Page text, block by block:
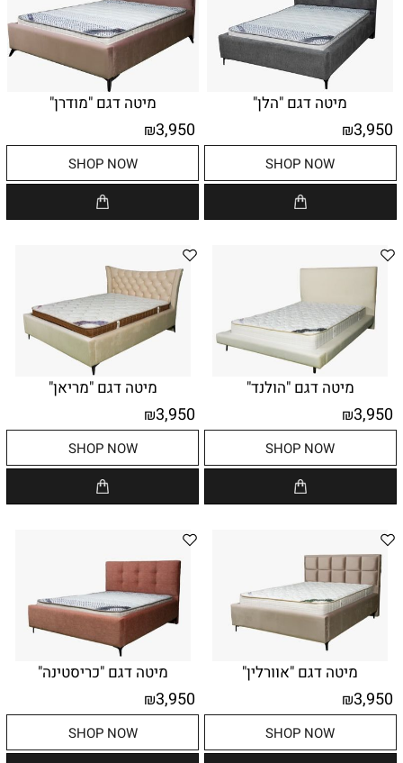
מיטה דגם "הלן"
₪3,950
SHOP NOW
מיטה דגם "מודרן"
₪3,950
SHOP NOW
מיטה דגם "הולנד"
₪3,950
SHOP NOW
מיטה דגם "מריאן"
₪3,950
SHOP NOW
מיטה דגם "אוורלין"
₪3,950
SHOP NOW
מיטה דגם "כריסטינה"
₪3,950
SHOP NOW